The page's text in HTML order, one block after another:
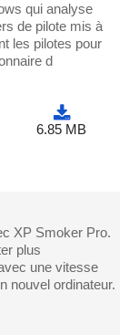
qui analyse
de pilote mis à
les pilotes pour
d
6.85 MB
XP Smoker Pro.
plus
une vitesse
nouvel ordinateur.